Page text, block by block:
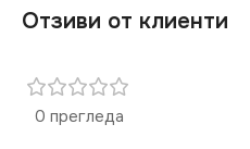
Отзиви от клиенти
0 прегледа